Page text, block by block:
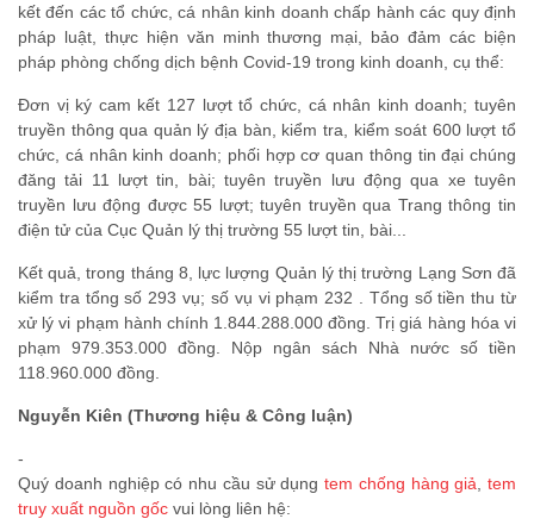
kết đến các tổ chức, cá nhân kinh doanh chấp hành các quy định
pháp luật, thực hiện văn minh thương mại, bảo đảm các biện
pháp phòng chống dịch bệnh Covid-19 trong kinh doanh, cụ thể:
Đơn vị ký cam kết 127 lượt tổ chức, cá nhân kinh doanh; tuyên
truyền thông qua quản lý địa bàn, kiểm tra, kiểm soát 600 lượt tổ
chức, cá nhân kinh doanh; phối hợp cơ quan thông tin đại chúng
đăng tải 11 lượt tin, bài; tuyên truyền lưu động qua xe tuyên
truyền lưu động được 55 lượt; tuyên truyền qua Trang thông tin
điện tử của Cục Quản lý thị trường 55 lượt tin, bài...
Kết quả, trong tháng 8, lực lượng Quản lý thị trường Lạng Sơn đã
kiểm tra tổng số 293 vụ; số vụ vi phạm 232 . Tổng số tiền thu từ
xử lý vi phạm hành chính 1.844.288.000 đồng. Trị giá hàng hóa vi
phạm 979.353.000 đồng. Nộp ngân sách Nhà nước số tiền
118.960.000 đồng.
Nguyễn Kiên (Thương hiệu & Công luận)
-
Quý doanh nghiệp có nhu cầu sử dụng tem chống hàng giả
tem
truy xuất nguồn gốc vui lòng liên hệ: